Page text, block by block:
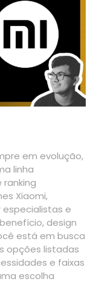
em evolução,
linha
Xiaomi,
e
design
está em busca
opções listadas
e faixas
escolha